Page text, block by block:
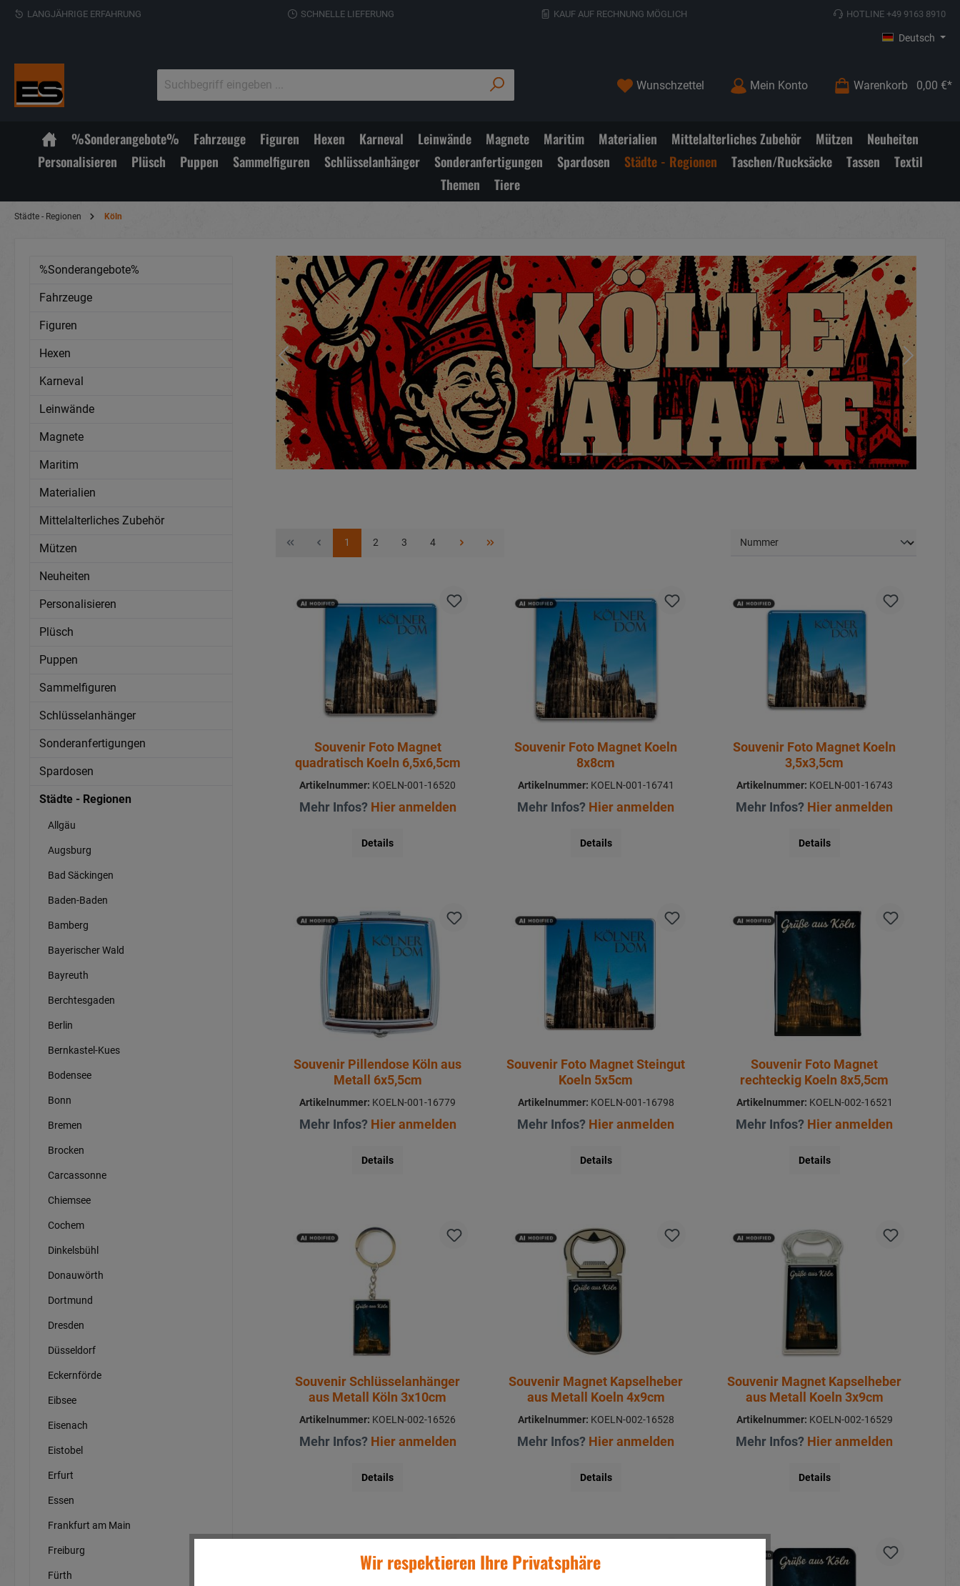
LANGJÄHRIGE ERFAHRUNG SCHNELLE LIEFERUNG KAUF AUF RECHNUNG MÖGLICH HOTLINE +49 9163 8910
Deutsch
Wunschzettel Mein Konto Warenkorb 0,00 €*
%Sonderangebote% Fahrzeuge Figuren Hexen Karneval Leinwände Magnete Maritim Materialien Mittelalterliches Zubehör Mützen
Neuheiten
Personalisieren
Plüsch Puppen Sammelfiguren Schlüsselanhänger Sonderanfertigungen Spardosen Städte - Regionen Taschen/Rucksäcke Tassen
Textil
Themen
Tiere
Städte - Regionen Köln
%Sonderangebote%
Fahrzeuge
Figuren
Hexen
Karneval
Leinwände
Magnete
Maritim
Materialien
Mittelalterliches Zubehör
Mützen
Neuheiten
Personalisieren
Plüsch
Puppen
Sammelfiguren
Schlüsselanhänger
Sonderanfertigungen
Spardosen
Städte - Regionen
Allgäu
Augsburg
Bad Säckingen
Baden-Baden
Bamberg
Bayerischer Wald
Bayreuth
Berchtesgaden
Berlin
Bernkastel-Kues
Bodensee
Bonn
Bremen
Brocken
Carcassonne
Chiemsee
Cochem
Dinkelsbühl
Donauwörth
Dortmund
Dresden
Düsseldorf
Eckernförde
Eibsee
Eisenach
Eistobel
Erfurt
Essen
Frankfurt am Main
Freiburg
Fürth
1 2 3 4
Souvenir Foto Magnet
quadratisch Koeln 6,5x6,5cm
Artikelnummer: KOELN-001-16520
Mehr Infos? Hier anmelden
Details
Souvenir Foto Magnet Koeln
8x8cm
Artikelnummer: KOELN-001-16741
Mehr Infos? Hier anmelden
Details
Souvenir Foto Magnet Koeln
3,5x3,5cm
Artikelnummer: KOELN-001-16743
Mehr Infos? Hier anmelden
Details
Souvenir Pillendose Köln aus
Metall 6x5,5cm
Artikelnummer: KOELN-001-16779
Mehr Infos? Hier anmelden
Details
Souvenir Foto Magnet Steingut
Koeln 5x5cm
Artikelnummer: KOELN-001-16798
Mehr Infos? Hier anmelden
Details
Souvenir Foto Magnet
rechteckig Koeln 8x5,5cm
Artikelnummer: KOELN-002-16521
Mehr Infos? Hier anmelden
Details
Souvenir Schlüsselanhänger
aus Metall Köln 3x10cm
Artikelnummer: KOELN-002-16526
Mehr Infos? Hier anmelden
Details
Souvenir Magnet Kapselheber
aus Metall Koeln 4x9cm
Artikelnummer: KOELN-002-16528
Mehr Infos? Hier anmelden
Details
Souvenir Magnet Kapselheber
aus Metall Koeln 3x9cm
Artikelnummer: KOELN-002-16529
Mehr Infos? Hier anmelden
Details
Wir respektieren Ihre Privatsphäre